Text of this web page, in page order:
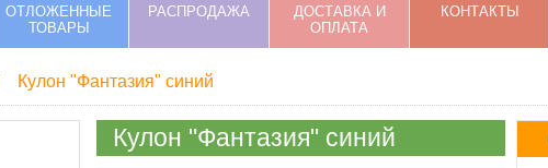
ОТЛОЖЕННЫЕ
ТОВАРЫ
РАСПРОДАЖА
ДОСТАВКА И
ОПЛАТА
КОНТАКТЫ
Кулон "Фантазия" синий
Кулон "Фантазия" синий